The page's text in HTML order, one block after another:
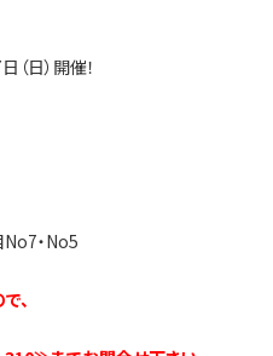
日）開催！
No7・No5
、